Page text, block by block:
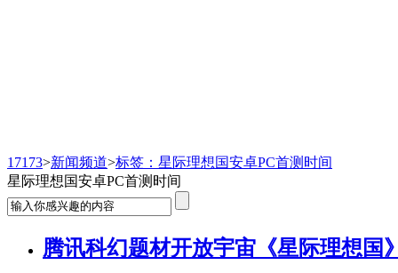
17173>新闻频道>标签：星际理想国安卓PC首测时间
星际理想国安卓PC首测时间
腾讯科幻题材开放宇宙《星际理想国